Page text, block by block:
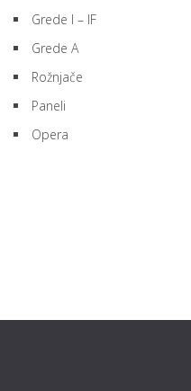
Grede I – IF
Grede A
Rožnjače
Paneli
Opera